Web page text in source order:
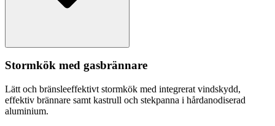
Stormkök med gasbrännare
Lätt och bränsleeffektivt stormkök med integrerat vindskydd,
effektiv brännare samt kastrull och stekpanna i hårdanodiserad
aluminium.